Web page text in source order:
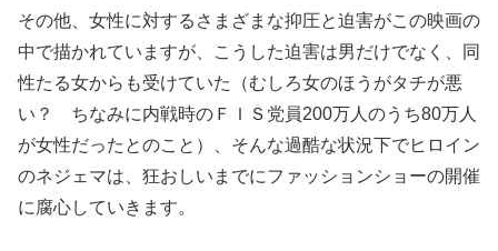
その他、女性に対するさまざまな抑圧と迫害がこの映画の
中で描かれていますが、こうした迫害は男だけでなく、同
性たる女からも受けていた（むしろ女のほうがタチが悪
い？ ちなみに内戦時のＦＩＳ党員200万人のうち80万人
が女性だったとのこと）、そんな過酷な状況下でヒロイン
のネジェマは、狂おしいまでにファッションショーの開催
に腐心していきます。